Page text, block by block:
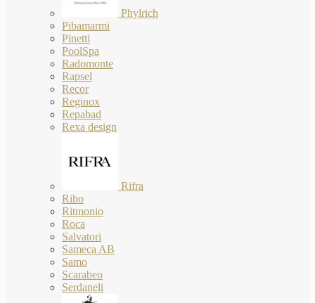
Phylrich
Pibamarmi
Pinetti
PoolSpa
Radomonte
Rapsel
Recor
Reginox
Repabad
Rexa design
Rifra
Riho
Ritmonio
Roca
Salvatori
Sameca AB
Samo
Scarabeo
Serdaneli